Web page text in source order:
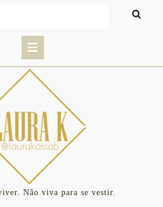
Button
Não viva para se vestir.